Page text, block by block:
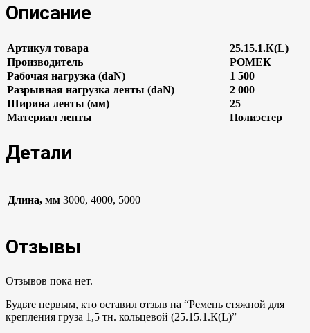
Описание
Артикул товара
25.15.1.К(L)
Производитель
РОМЕК
Рабочая нагрузка (daN)
1 500
Разрывная нагрузка ленты (daN)
2 000
Ширина ленты (мм)
25
Материал ленты
Полиэстер
Детали
Длина, мм 3000, 4000, 5000
Отзывы
Отзывов пока нет.
Будьте первым, кто оставил отзыв на “Ремень стяжной для
крепления груза 1,5 тн. кольцевой (25.15.1.К(L)”